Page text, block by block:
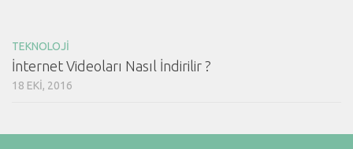
TEKNOLOJI
İnternet Videoları Nasıl İndirilir ?
18 EKI, 2016